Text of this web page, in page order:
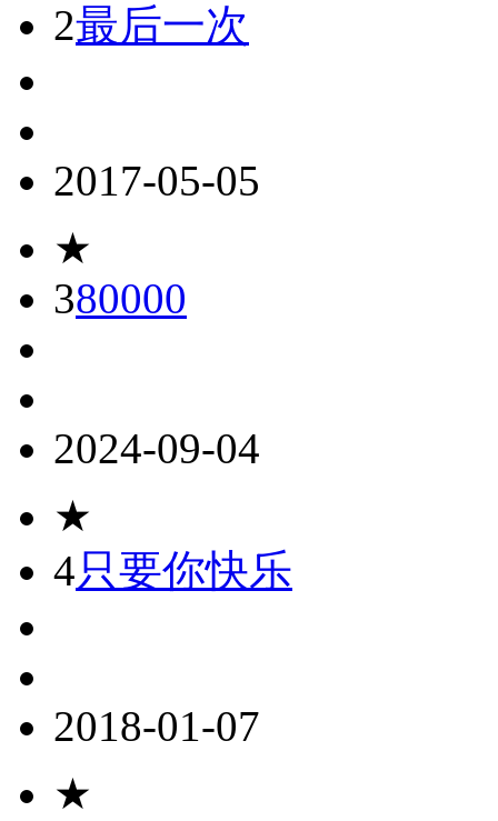
2最后一次
2017-05-05
★
380000
2024-09-04
★
4只要你快乐
2018-01-07
★